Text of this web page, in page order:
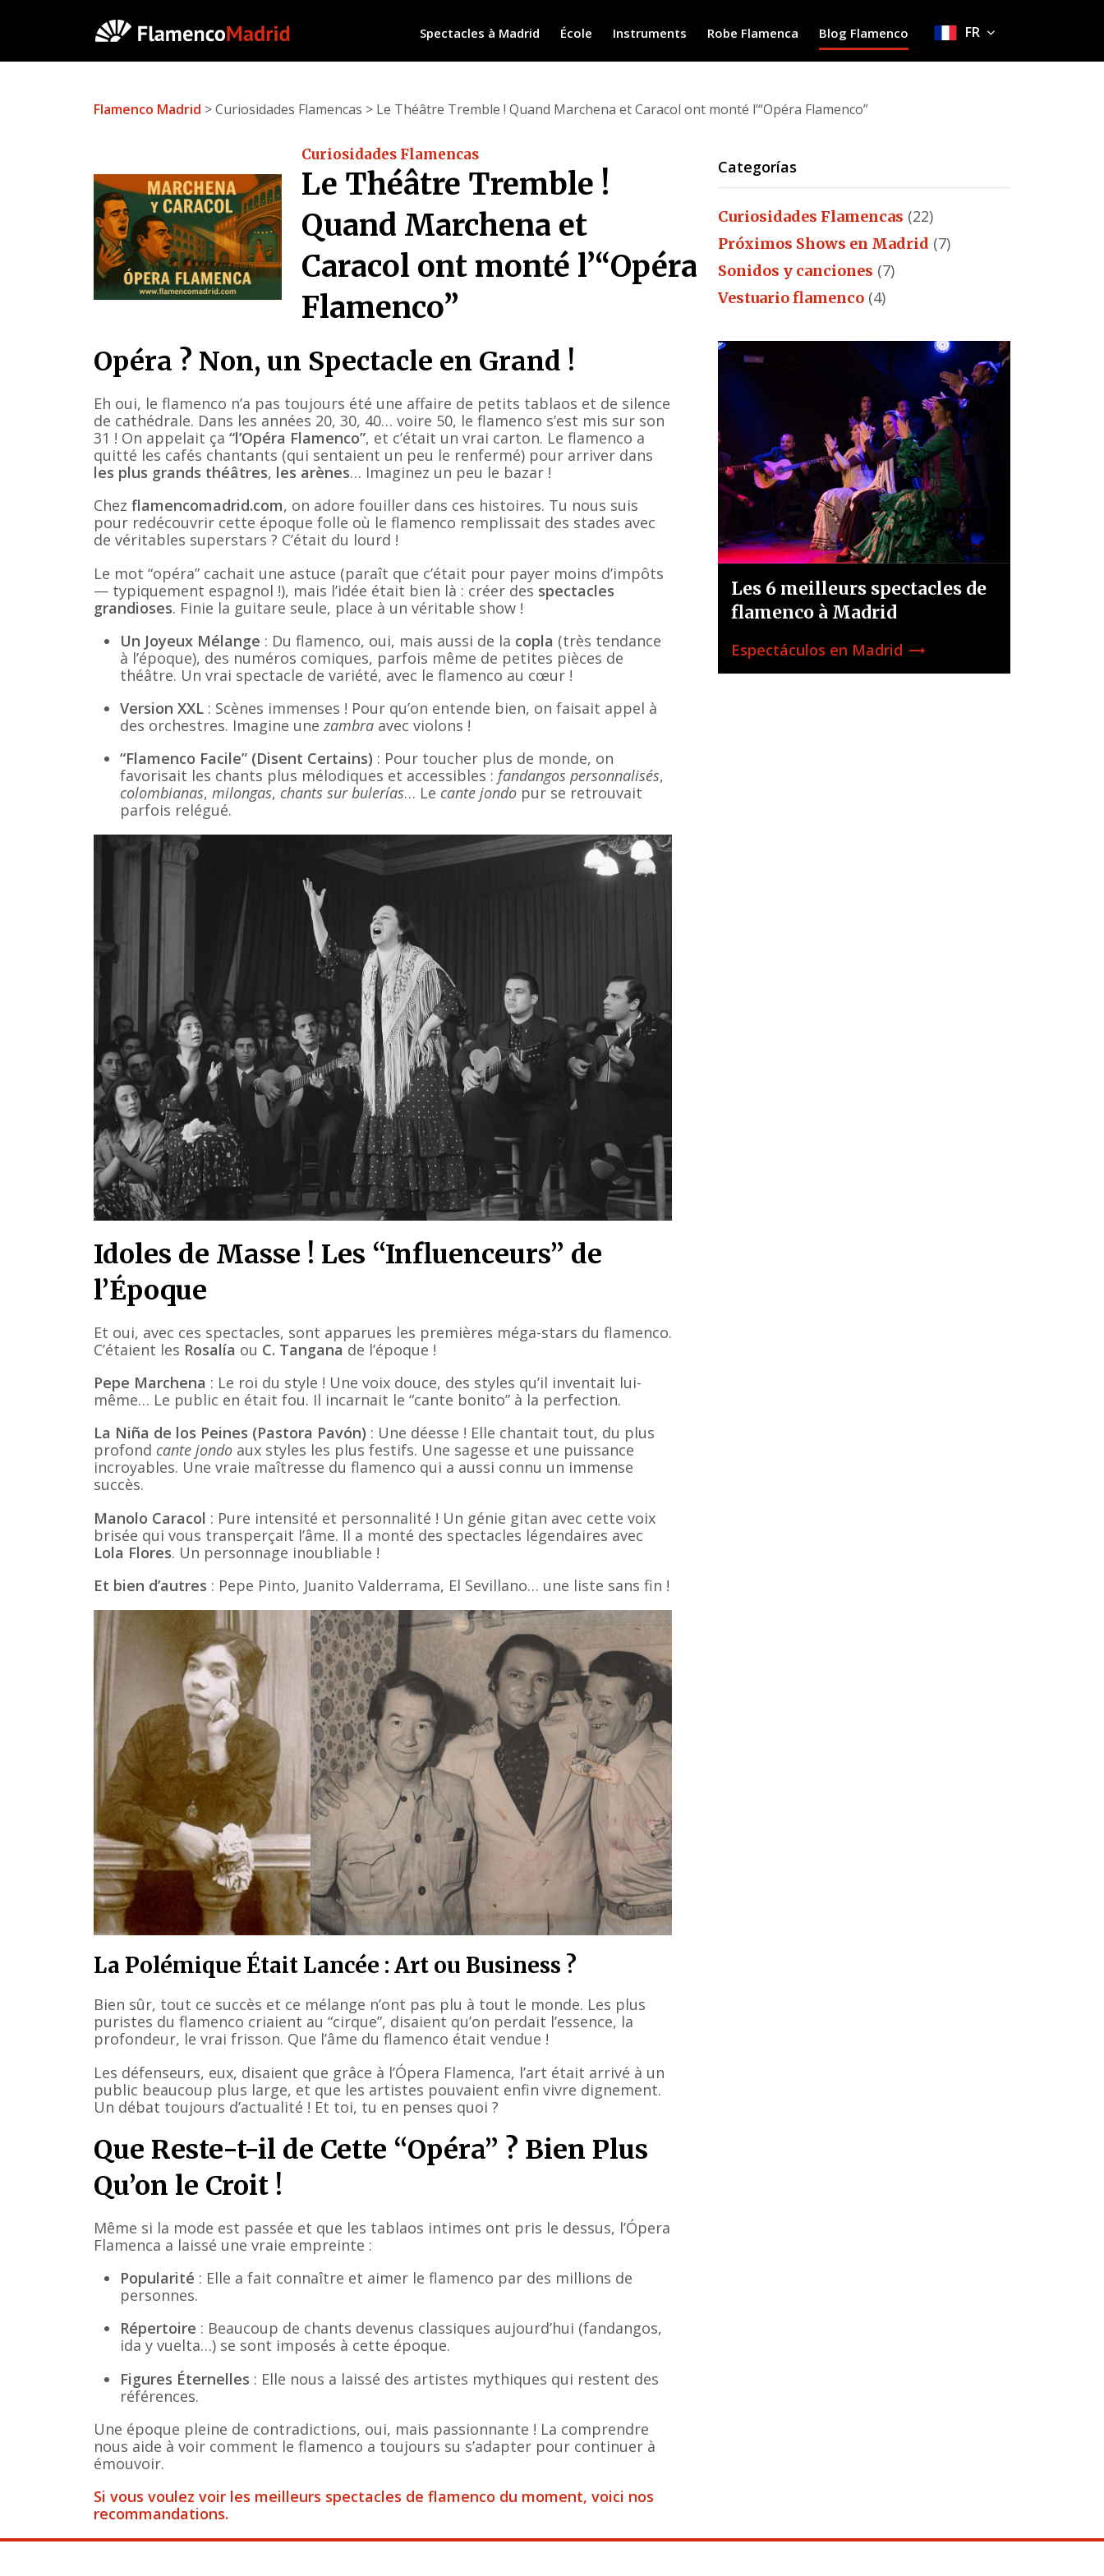
Spectacles à Madrid École Instruments Robe Flamenca Blog Flamenco FR
Flamenco Madrid > Curiosidades Flamencas > Le Théâtre Tremble ! Quand Marchena et Caracol ont monté l’“Opéra Flamenco”
Curiosidades Flamencas
Le Théâtre Tremble !
Quand Marchena et
Caracol ont monté l’“Opéra
Flamenco”
Opéra ? Non, un Spectacle en Grand !
Eh oui, le flamenco n’a pas toujours été une affaire de petits tablaos et de silence
de cathédrale. Dans les années 20, 30, 40… voire 50, le flamenco s’est mis sur son
31 ! On appelait ça “l’Opéra Flamenco”, et c’était un vrai carton. Le flamenco a
quitté les cafés chantants (qui sentaient un peu le renfermé) pour arriver dans
les plus grands théâtres, les arènes… Imaginez un peu le bazar !
Chez flamencomadrid.com, on adore fouiller dans ces histoires. Tu nous suis
pour redécouvrir cette époque folle où le flamenco remplissait des stades avec
de véritables superstars ? C’était du lourd !
Le mot “opéra” cachait une astuce (paraît que c’était pour payer moins d’impôts
— typiquement espagnol !), mais l’idée était bien là : créer des spectacles
grandioses. Finie la guitare seule, place à un véritable show !
Un Joyeux Mélange : Du flamenco, oui, mais aussi de la copla (très tendance
à l’époque), des numéros comiques, parfois même de petites pièces de
théâtre. Un vrai spectacle de variété, avec le flamenco au cœur !
Version XXL : Scènes immenses ! Pour qu’on entende bien, on faisait appel à
des orchestres. Imagine unezambra avec violons !
“Flamenco Facile” (Disent Certains) : Pour toucher plus de monde, on
favorisait les chants plus mélodiques et accessibles : fandangos personnalisés,
colombianas, milongas, chants sur bulerías… Le cante jondo pur se retrouvait
parfois relégué.
Idoles de Masse ! Les “Influenceurs” de
l’Époque
Et oui, avec ces spectacles, sont apparues les premières méga-stars du flamenco.
C’étaient les Rosalía ou C. Tangana de l’époque !
Pepe Marchena : Le roi du style ! Une voix douce, des styles qu’il inventait lui-
même… Le public en était fou. Il incarnait le “cante bonito” à la perfection.
La Niña de los Peines (Pastora Pavón) : Une déesse ! Elle chantait tout, du plus
profond cante jondo aux styles les plus festifs. Une sagesse et une puissance
incroyables. Une vraie maîtresse du flamenco qui a aussi connu un immense
succès.
Manolo Caracol : Pure intensité et personnalité ! Un génie gitan avec cette voix
brisée qui vous transperçait l’âme. Il a monté des spectacles légendaires avec
Lola Flores. Un personnage inoubliable !
Et bien d’autres : Pepe Pinto, Juanito Valderrama, El Sevillano… une liste sans fin !
La Polémique Était Lancée : Art ou Business ?
Bien sûr, tout ce succès et ce mélange n’ont pas plu à tout le monde. Les plus
puristes du flamenco criaient au “cirque”, disaient qu’on perdait l’essence, la
profondeur, le vrai frisson. Que l’âme du flamenco était vendue !
Les défenseurs, eux, disaient que grâce à l’Ópera Flamenca, l’art était arrivé à un
public beaucoup plus large, et que les artistes pouvaient enfin vivre dignement.
Un débat toujours d’actualité ! Et toi, tu en penses quoi ?
Que Reste-t-il de Cette “Opéra” ? Bien Plus
Qu’on le Croit !
Même si la mode est passée et que les tablaos intimes ont pris le dessus, l’Ópera
Flamenca a laissé une vraie empreinte :
Popularité : Elle a fait connaître et aimer le flamenco par des millions de
personnes.
Répertoire : Beaucoup de chants devenus classiques aujourd’hui (fandangos,
ida y vuelta…) se sont imposés à cette époque.
Figures Éternelles : Elle nous a laissé des artistes mythiques qui restent des
références.
Une époque pleine de contradictions, oui, mais passionnante ! La comprendre
nous aide à voir comment le flamenco a toujours su s’adapter pour continuer à
émouvoir.
Si vous voulez voir les meilleurs spectacles de flamenco du moment, voici nos
recommandations.
Categorías
Curiosidades Flamencas (22)
Próximos Shows en Madrid (7)
Sonidos y canciones (7)
Vestuario flamenco (4)
Les 6 meilleurs spectacles de
flamenco à Madrid
Espectáculos en Madrid trending_flat